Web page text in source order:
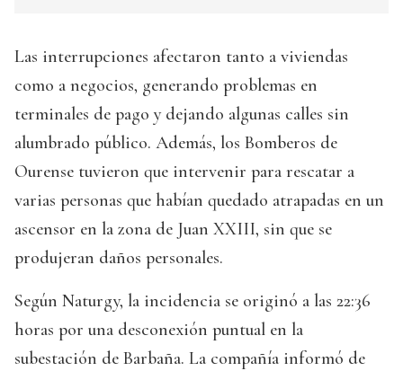
Las interrupciones afectaron tanto a viviendas
como a negocios, generando problemas en
terminales de pago y dejando algunas calles sin
alumbrado público. Además, los Bomberos de
Ourense tuvieron que intervenir para rescatar a
varias personas que habían quedado atrapadas en un
ascensor en la zona de Juan XXIII, sin que se
produjeran daños personales.
Según Naturgy, la incidencia se originó a las 22:36
horas por una desconexión puntual en la
subestación de Barbaña. La compañía informó de